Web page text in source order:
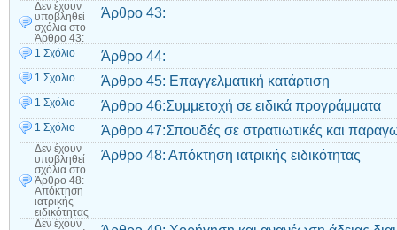
Δεν έχουν
υποβληθεί
σχόλια στο
Άρθρο 43:
Άρθρο 43:
1 Σχόλιο Άρθρο 44:
1 Σχόλιο Άρθρο 45: Επαγγελματική κατάρτιση
1 Σχόλιο Άρθρο 46:Συμμετοχή σε ειδικά προγράμματα
1 Σχόλιο Άρθρο 47:Σπουδές σε στρατιωτικές και
Δεν έχουν
υποβληθεί
σχόλια στο
Άρθρο 48:
Απόκτηση
ιατρικής
ειδικότητας
Άρθρο 48: Απόκτηση ιατρικής ειδικότητας
Δεν έχουν